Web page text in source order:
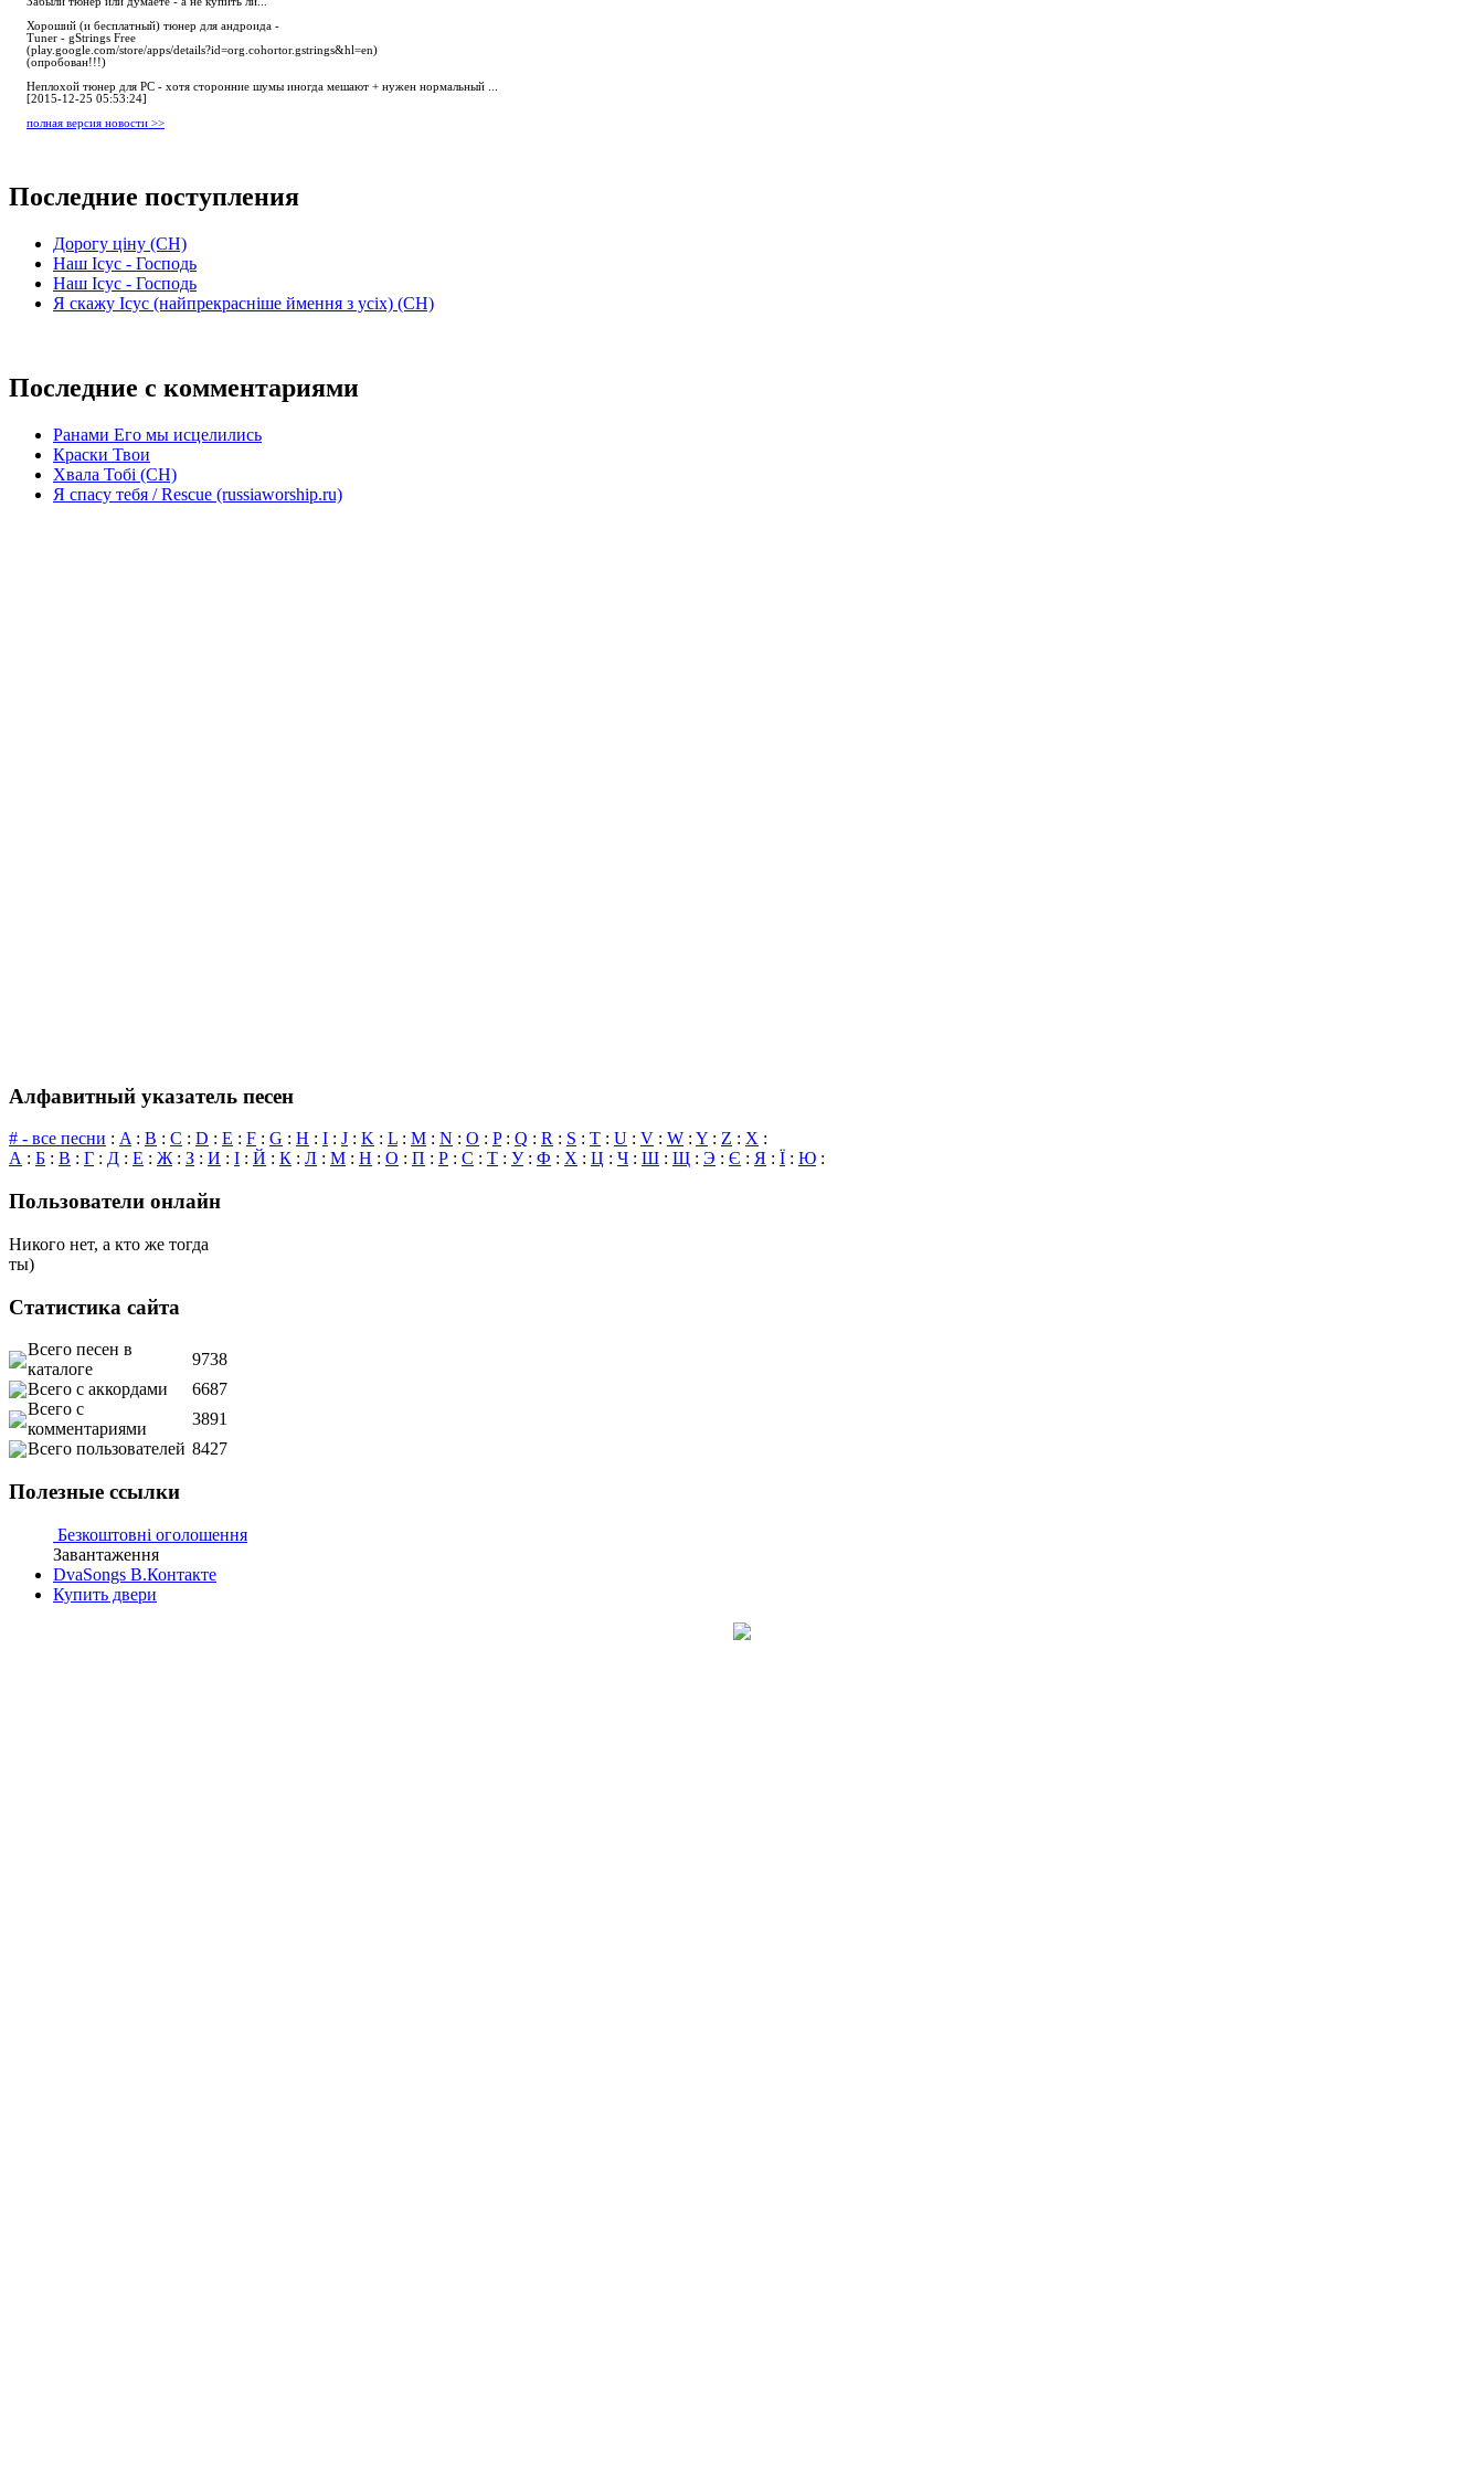
Хороший (и бесплатный) тюнер для андроида -
Tuner - gStrings Free
(play.google.com/store/apps/details?id=org.cohortor.gstrings&hl=en)
(опробован!!!)
Неплохой тюнер для РС - хотя сторонние шумы иногда мешают + нужен нормальный ...
[2015-12-25 05:53:24]
полная версия новости >>
Последние поступления
Дорогу ціну (СН)
Наш Ісус - Господь
Наш Ісус - Господь
Я скажу Ісус (найпрекрасніше ймення з усіх) (СН)
Последние с комментариями
Ранами Его мы исцелились
Краски Твои
Хвала Тобі (СН)
Я спасу тебя / Rescue (russiaworship.ru)
Алфавитный указатель песен
# - все песни : A: B : C : D : E : F : G : H : I : J : K : L : M : N : O : P: Q : R : S : T : U : V : W : Y : Z : X :
А : Б : В : Г : Д : Е : Ж: З : И : І : Й : К : Л : М : Н : О : П : Р : С : Т : У: Ф : Х : Ц : Ч : Ш : Щ : Э : Є : Я : Ї : Ю :
Пользователи онлайн
Никого нет, а кто же тогда
ты)
Статистика сайта
Всего песен в
каталоге
9738
Всего с аккордами
6687
Всего с
комментариями
3891
Всего пользователей 8427
Полезные ссылки
Безкоштовні оголошення
Завантаження
DvaSongs В.Контакте
Купить двери